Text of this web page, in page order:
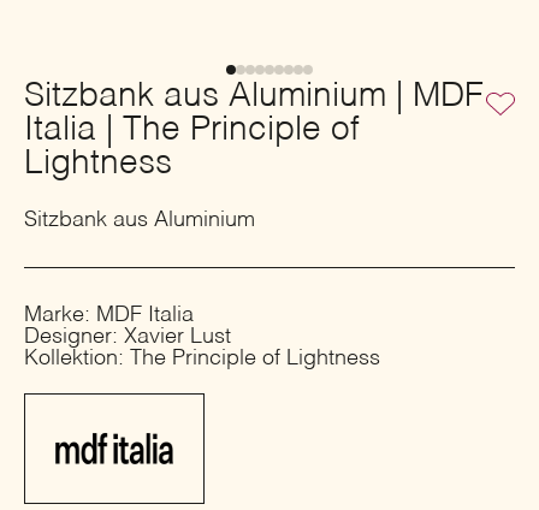
Sitzbank aus Aluminium | MDF
Italia | The Principle of
Lightness
Sitzbank aus Aluminium
Marke: MDF Italia
Designer: Xavier Lust
Kollektion: The Principle of Lightness